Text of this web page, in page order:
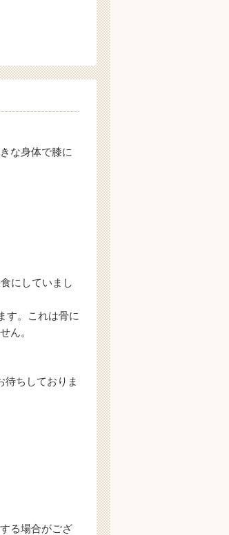
な身体で膝に
にしていまし
す。これは骨に
ん。
待ちしておりま
る場合がござ